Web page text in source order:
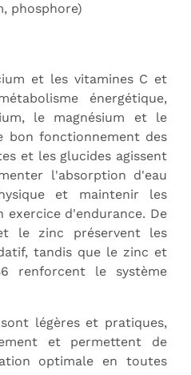
phosphore)
et les vitamines C et
énergétique,
le magnésium et le
bon fonctionnement des
et les glucides agissent
l'absorption d'eau
et maintenir les
exercice d'endurance. De
le zinc préservent les
tandis que le zinc et
renforcent le système
légères et pratiques,
et permettent de
optimale en toutes